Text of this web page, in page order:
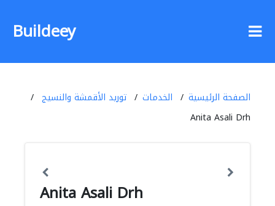
Buildeey
الصفحة الرئيسية الخدمات
توريد الأقمشة والنسيج
Anita Asali Drh
Anita Asali Drh